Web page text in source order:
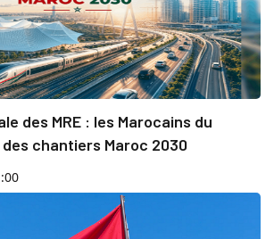
des MRE : les Marocains du
chantiers Maroc 2030